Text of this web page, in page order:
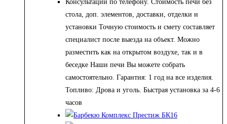
Консультации по телефону. Стоимость печи без
стола, доп. элементов, доставки, отделки и
установки Точную стоимость и смету составляет
специалист после выезда на объект. Можно
разместить как на открытом воздухе, так и в
беседке Наши печи Вы можете собрать
самостоятельно. Гарантия: 1 год на все изделия.
Топливо: Дрова и уголь. Быстрая установка за 4-6
часов